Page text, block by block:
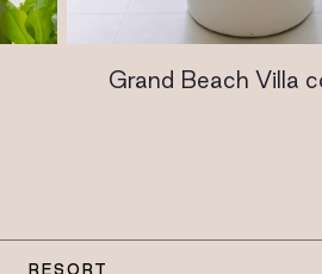
Grand Beach Villa
RESORT